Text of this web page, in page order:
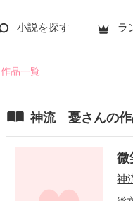
小説を探す ラ
作品一覧
神流 憂さんの作
微
神